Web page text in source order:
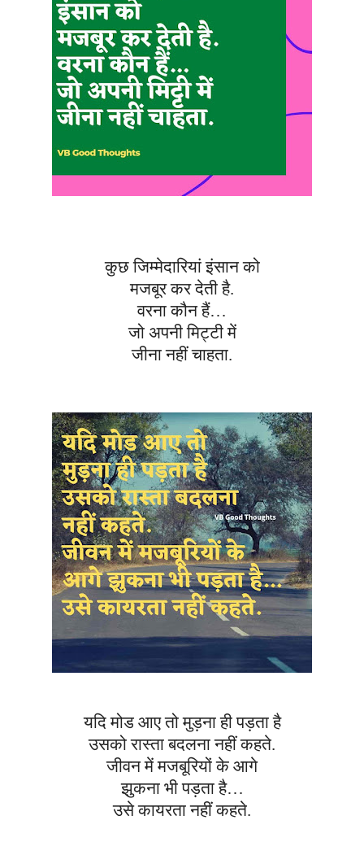
कुछ जिम्मेदारियां इंसान को
मजबूर कर देती है.
वरना कौन हैं…
जो अपनी मिट्टी में
जीना नहीं चाहता.
यदि मोड आए तो मुड़ना ही पड़ता है
उसको रास्ता बदलना नहीं कहते.
जीवन में मजबूरियों के आगे
झुकना भी पड़ता है…
उसे कायरता नहीं कहते.